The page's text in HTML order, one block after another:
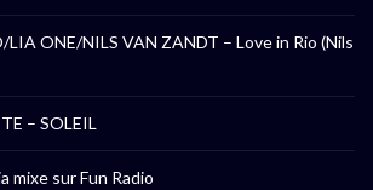
LIA ONE/NILS VAN ZANDT – Love in Rio (Nils
– SOLEIL
mixe sur Fun Radio